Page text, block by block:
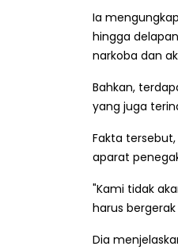
‎Ia
hingga
narkoba dan
Bahkan,
yang juga
Fakta
aparat
"Kami tidak
harus
Dia